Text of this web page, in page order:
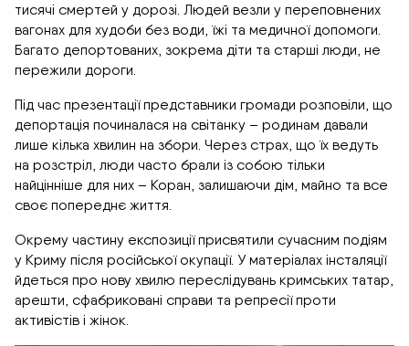
тисячі смертей у дорозі. Людей везли у переповнених
вагонах для худоби без води, їжі та медичної допомоги.
Багато депортованих, зокрема діти та старші люди, не
пережили дороги.
Під час презентації представники громади розповіли, що
депортація починалася на світанку – родинам давали
лише кілька хвилин на збори. Через страх, що їх ведуть
на розстріл, люди часто брали із собою тільки
найцінніше для них – Коран, залишаючи дім, майно та все
своє попереднє життя.
Окрему частину експозиції присвятили сучасним подіям
у Криму після російської окупації. У матеріалах інсталяції
йдеться про нову хвилю переслідувань кримських татар,
арешти, сфабриковані справи та репресії проти
активістів і жінок.